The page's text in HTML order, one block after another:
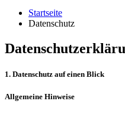
Startseite
Datenschutz
1. Datenschutz auf einen Blick
Allgemeine Hinweise